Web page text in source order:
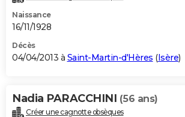
Naissance
16/11/1928
Décès
04/04/2013 à Saint-Martin-d'Hères (Isère)
Nadia PARACCHINI (56 ans)
Créer une cagnotte obsèques